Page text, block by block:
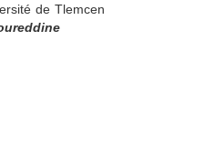
de Tlemcen